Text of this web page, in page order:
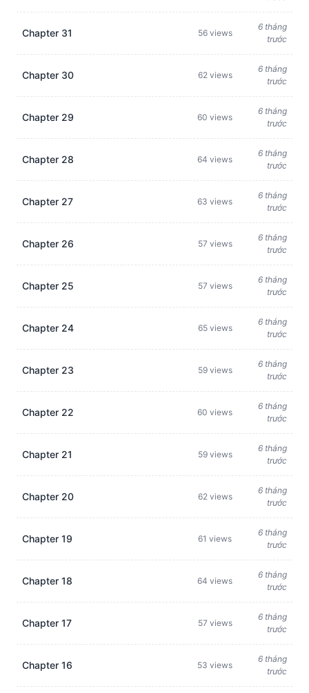
Chapter 31 56 views
6 tháng
trước
Chapter 30 62 views
6 tháng
trước
Chapter 29 60 views
6 tháng
trước
Chapter 28 64 views
6 tháng
trước
Chapter 27 63 views
6 tháng
trước
Chapter 26 57 views
6 tháng
trước
Chapter 25 57 views
6 tháng
trước
Chapter 24 65 views
6 tháng
trước
Chapter 23 59 views
6 tháng
trước
Chapter 22 60 views
6 tháng
trước
Chapter 21 59 views
6 tháng
trước
Chapter 20 62 views
6 tháng
trước
Chapter 19 61 views
6 tháng
trước
Chapter 18 64 views
6 tháng
trước
Chapter 17 57 views
6 tháng
trước
Chapter 16 53 views
6 tháng
trước